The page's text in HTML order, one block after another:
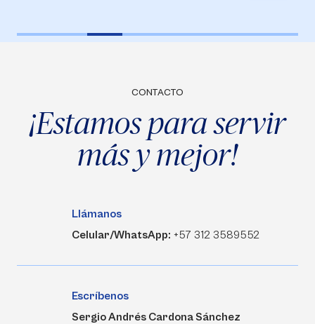
CONTACTO
¡Estamos para servir
más y mejor!
Llámanos
Celular/WhatsApp: +57 312 3589552
Escríbenos
Sergio Andrés Cardona Sánchez